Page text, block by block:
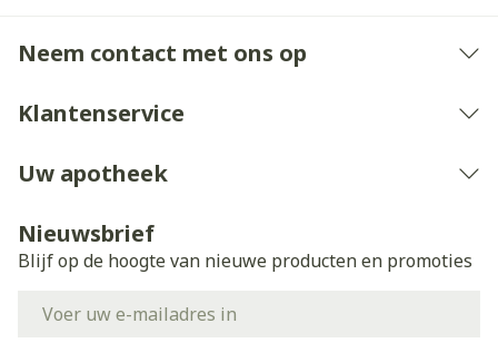
Neem contact met ons op
Klantenservice
Uw apotheek
Nieuwsbrief
Blijf op de hoogte van nieuwe producten en promoties